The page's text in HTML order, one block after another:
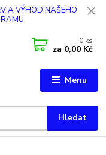
A VÝHOD NAŠEHO
Menu
Hledat
0 ks
za 0,00 Kč